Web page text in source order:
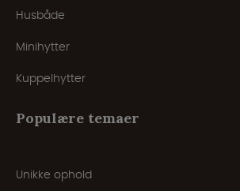
Husbåde
Minihytter
Kuppelhytter
Populære temaer
Unikke ophold